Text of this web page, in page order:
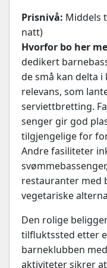
Prisnivå: Middels
natt)
Hvorfor bo her
dedikert
de små kan delta
relevans, som
serviettbretting.
senger gir god
tilgjengelige for
Andre fasiliteter
restauranter med
vegetariske
Den rolige
tilfluktssted etter
barneklubben
aktiviteter sikrer